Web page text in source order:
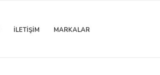
İLETİŞİM MARKALAR